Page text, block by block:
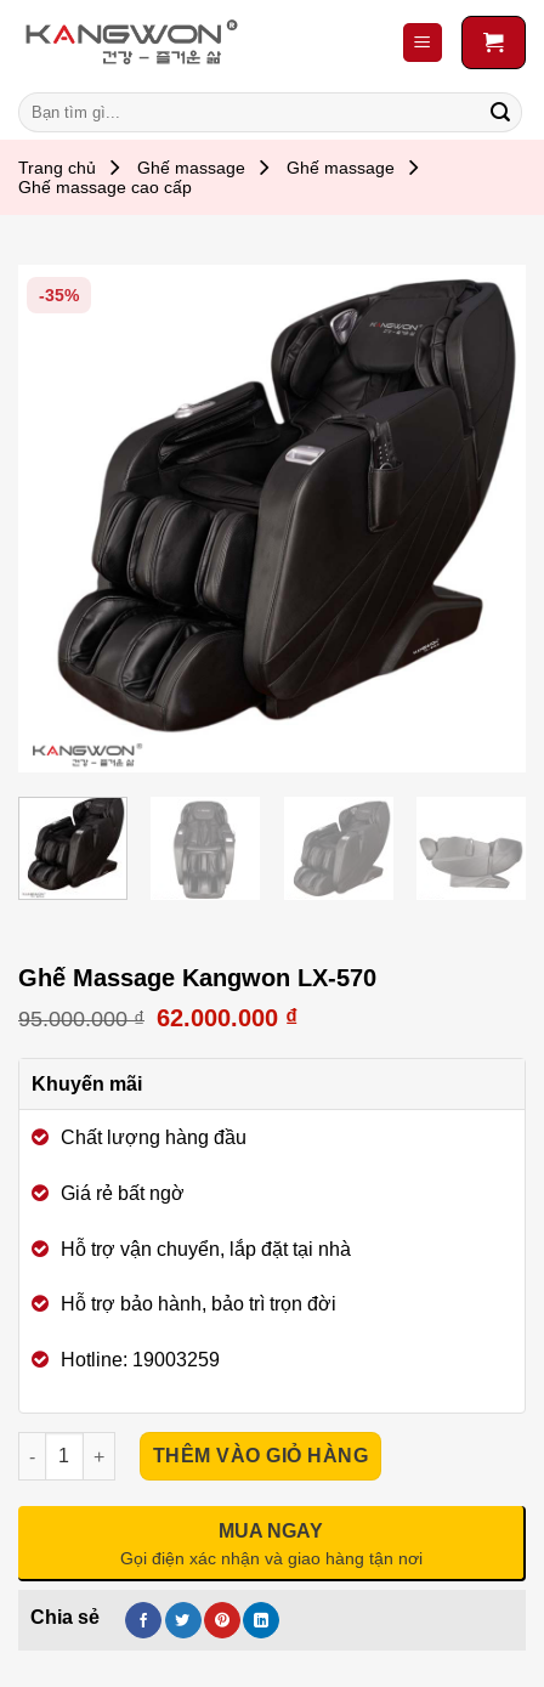
Search
for:
Trang chủ Ghế massage
Ghế massage
Ghế massage cao cấp
-35%
Ghế Massage Kangwon LX-570
95.000.000₫ 62.000.000 ₫
Chất lượng hàng đầu
Giá rẻ bất ngờ
Hỗ trợ vận chuyển, lắp đặt tại nhà
Hỗ trợ bảo hành, bảo trì trọn đời
Hotline: 19003259
Ghế Massage Kangwon LX-570 quantity
THÊM VÀO GIỎ HÀNG
MUA NGAY
Gọi điện xác nhận và giao hàng tận nơi